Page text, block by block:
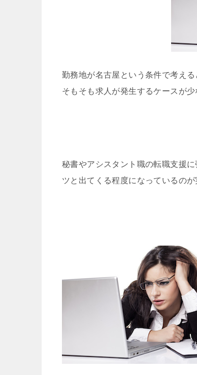
勤務地が名古屋という条件で考え
そもそも求人が発生するケースが少
秘書やアシスタント職の転職支援
ツと出てくる程度になっているのが